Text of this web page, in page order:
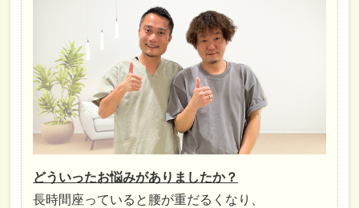
どういったお悩みがありましたか？
長時間座っていると腰が重だるくなり、